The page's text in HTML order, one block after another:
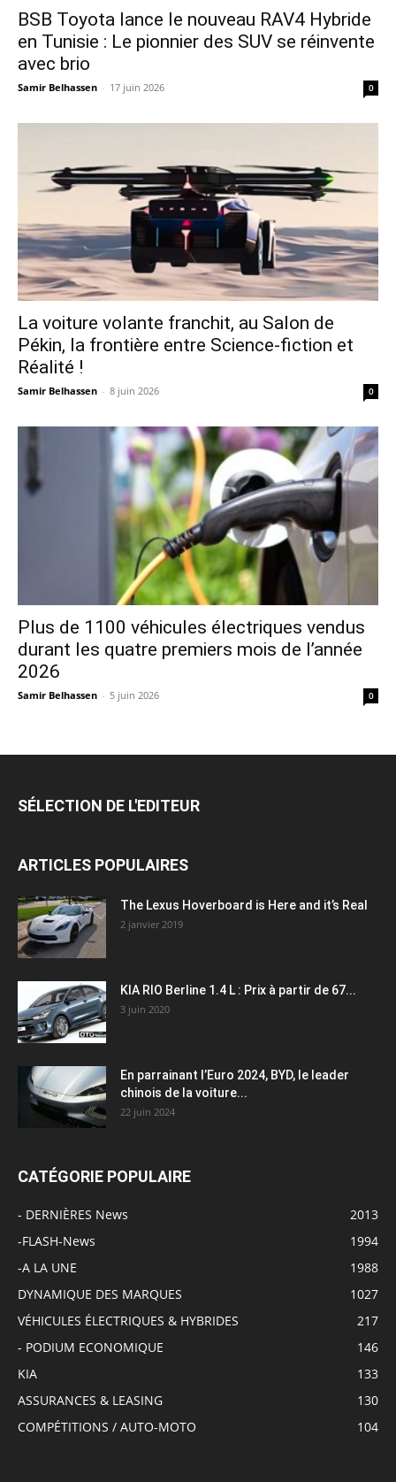
​BSB Toyota lance le nouveau RAV4 Hybride
en Tunisie : Le pionnier des SUV se réinvente
avec brio
Samir Belhassen - 17 juin 2026 0
La voiture volante franchit, au Salon de
Pékin, la frontière entre Science-fiction et
Réalité !
Samir Belhassen - 8 juin 2026 0
Plus de 1100 véhicules électriques vendus
durant les quatre premiers mois de l’année
2026
Samir Belhassen - 5 juin 2026 0
SÉLECTION DE L'EDITEUR
ARTICLES POPULAIRES
The Lexus Hoverboard is Here and it’s Real
2 janvier 2019
KIA RIO Berline 1.4 L : Prix à partir de 67...
3 juin 2020
En parrainant l’Euro 2024, BYD, le leader
chinois de la voiture...
22 juin 2024
CATÉGORIE POPULAIRE
- DERNIÈRES News
2013
-FLASH-News
1994
-A LA UNE
1988
DYNAMIQUE DES MARQUES
1027
VÉHICULES ÉLECTRIQUES & HYBRIDES
217
- PODIUM ECONOMIQUE
146
KIA
133
ASSURANCES & LEASING
130
COMPÉTITIONS / AUTO-MOTO
104